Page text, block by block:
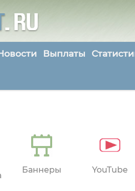
Выплаты
Баннеры YouTube